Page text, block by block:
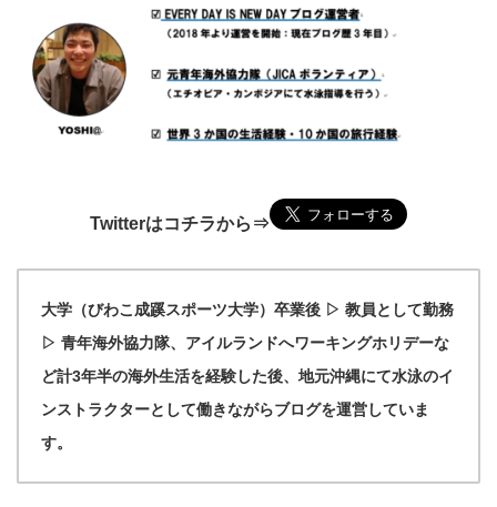
Twitterはコチラから⇒
大学（びわこ成蹊スポーツ大学）卒業後 ▷ 教員として勤務
▷ 青年海外協力隊、アイルランドへワーキングホリデーな
ど計3年半の海外生活を経験した後、地元沖縄にて水泳のイ
ンストラクターとして働きながらブログを運営していま
す。